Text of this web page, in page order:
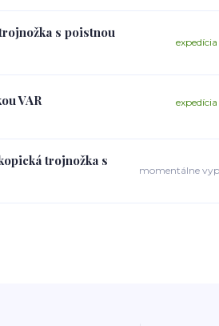
s poistnou
VAR
trojnožka s
momentálne